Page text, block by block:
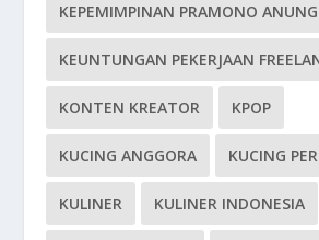
KEPEMIMPINAN PRAMONO ANUNG
KEUNTUNGAN PEKERJAAN
KONTEN KREATOR KPOP
KUCING ANGGORA KUCING
KULINER KULINER INDONESIA